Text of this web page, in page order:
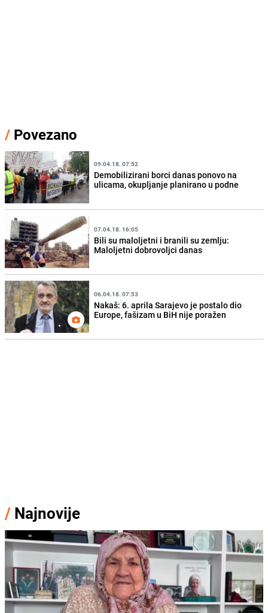
/ Povezano
09.04.18. 07:52
Demobilizirani borci danas ponovo na
ulicama, okupljanje planirano u podne
07.04.18. 16:05
Bili su maloljetni i branili su zemlju:
Maloljetni dobrovoljci danas
06.04.18. 07:53
Nakaš: 6. aprila Sarajevo je postalo dio
Europe, fašizam u BiH nije poražen
/ Najnovije